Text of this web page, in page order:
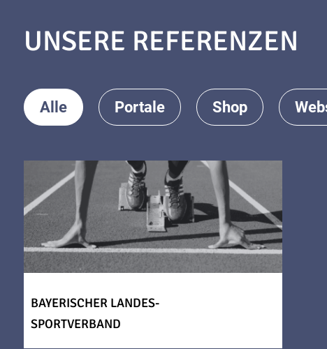
UNSERE REFERENZEN
Alle Portale Shop
BAYERISCHER LANDES-
SPORTVERBAND